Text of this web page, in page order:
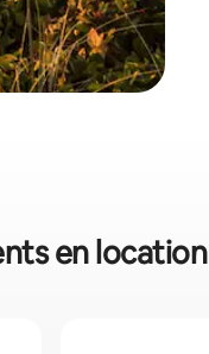
en location